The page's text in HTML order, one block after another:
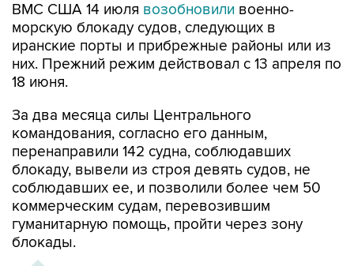
ВМС США 14 июля возобновили военно-
морскую блокаду судов, следующих в
иранские порты и прибрежные районы или из
них. Прежний режим действовал с 13 апреля по
18 июня.
За два месяца силы Центрального
командования, согласно его данным,
перенаправили 142 судна, соблюдавших
блокаду, вывели из строя девять судов, не
соблюдавших ее, и позволили более чем 50
коммерческим судам, перевозившим
гуманитарную помощь, пройти через зону
блокады.